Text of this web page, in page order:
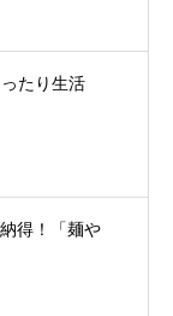
たり生活
得！「麺や